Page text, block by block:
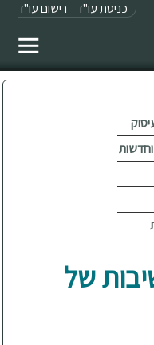
כניסת עו"ד רישום עו"ד
של